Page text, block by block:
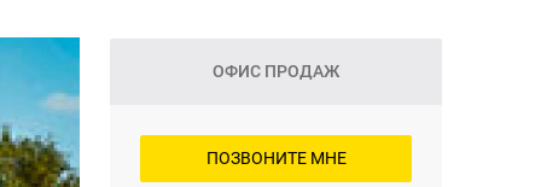
ОФИС ПРОДАЖ
ПОЗВОНИТЕ МНЕ